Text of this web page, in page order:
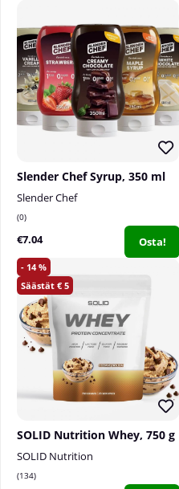
Slender Chef Syrup, 350 ml
Slender Chef
0
€7.04 Osta!
14
5
SOLID Nutrition Whey, 750 g
SOLID Nutrition
134